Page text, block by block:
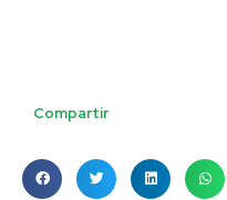
Compartir